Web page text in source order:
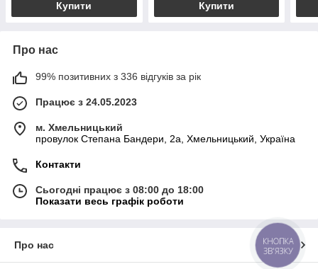
Купити Купити
Про нас
99% позитивних з 336 відгуків за рік
Працює з 24.05.2023
м. Хмельницький
провулок Степана Бандери, 2a, Хмельницький, Україна
Контакти
Сьогодні працює з 08:00 до 18:00
Показати весь графік роботи
Про нас
КНОПКА
ЗВ'ЯЗКУ